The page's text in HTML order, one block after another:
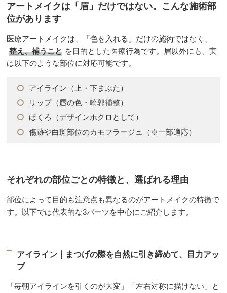
アートメイクは「眉」だけではない。こんな施術部
位があります
医療アートメイクは、「色を入れる」だけの施術ではなく、
整え、補うこと を目的とした医療行為です。眉以外にも、実
は以下のような部位に対応可能です。
アイライン（上・下まぶた）
リップ（唇の色・輪郭補整）
ほくろ（デザインホクロとして）
傷跡や白斑部位のカモフラージュ（※一部適応）
それぞれの部位ごとの特徴と、選ばれる理由
部位によって目的も注意点も異なるのがアートメイクの特徴で
す。以下では代表的な3パーツを中心にご紹介します。
アイライン｜まつげの際を自然に引き締めて、目力アッ
プ
「毎朝アイラインを引くのが大変」「左右対称に描けない」と